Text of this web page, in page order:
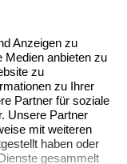
Anzeigen zu
Medien anbieten zu
zu
zu Ihrer
Partner für soziale
Unsere Partner
mit weiteren
haben oder
gesammelt